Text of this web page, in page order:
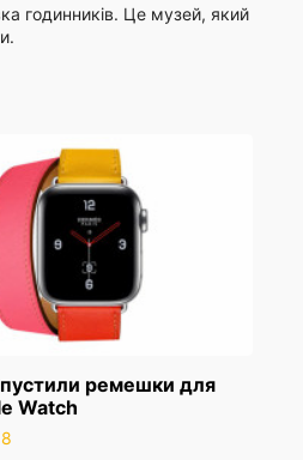
годинників. Це музей, який
ремешки для
Watch